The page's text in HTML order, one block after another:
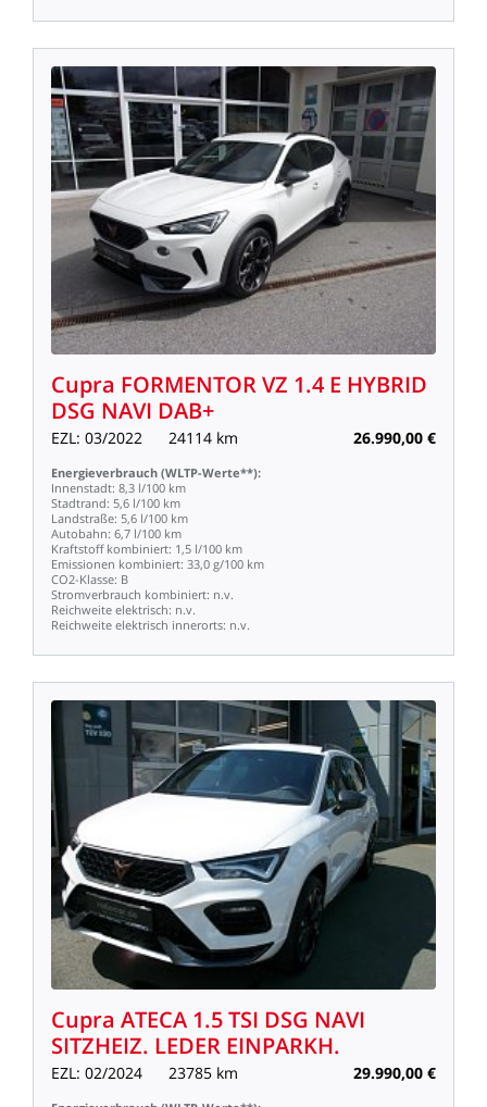
Cupra FORMENTORVZ 1.4 E HYBRID
DSG NAVI DAB+
EZL: 03/2022 24114 km 26.990,00 €
Energieverbrauch (WLTP-Werte**):
Innenstadt: 8,3 l/100 km
Stadtrand: 5,6 l/100 km
Landstraße: 5,6 l/100 km
Autobahn: 6,7 l/100 km
Kraftstoff kombiniert: 1,5 l/100 km
Emissionen kombiniert: 33,0 g/100 km
CO2-Klasse: B
Stromverbrauch kombiniert: n.v.
Reichweite elektrisch: n.v.
Reichweite elektrisch innerorts: n.v.
Cupra ATECA 1.5TSI DSG NAVI
SITZHEIZ. LEDER EINPARKH.
EZL: 02/2024 23785 km 29.990,00 €